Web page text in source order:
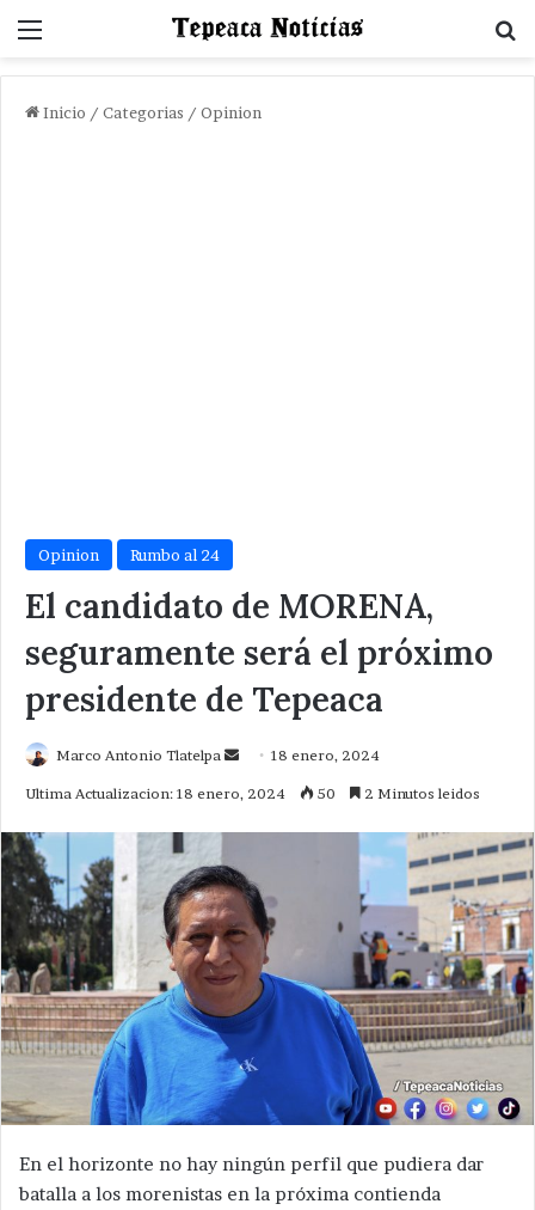
Menu
Inicio / Categorias / Opinion
Opinion Rumbo al 24
El candidato de MORENA,
seguramente será el próximo
presidente de Tepeaca
Marco Antonio Tlatelpa
Send18 enero, 2024
Ultima Actualizacion: 18 enero, 2024 50 2 Minutos leidos
En el horizonte no hay ningún perfil que pudiera dar
batalla a los morenistas en la próxima contienda